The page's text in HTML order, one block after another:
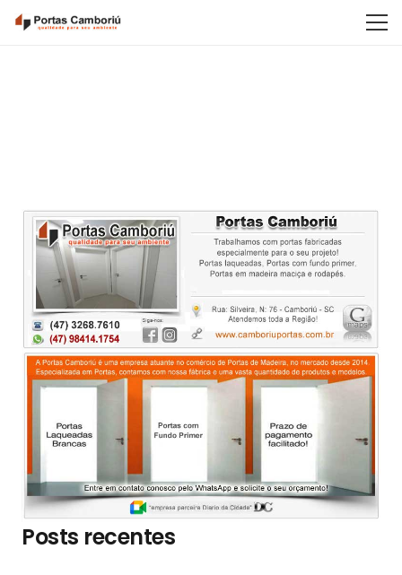
Posts recentes